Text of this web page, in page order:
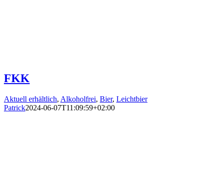
FKK
Aktuell erhältlich, Alkoholfrei, Bier, Leichtbier
Patrick2024-06-07T11:09:59+02:00